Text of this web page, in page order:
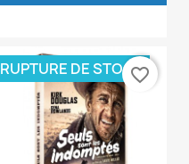
RUPTURE DE STOCK
favorite_border